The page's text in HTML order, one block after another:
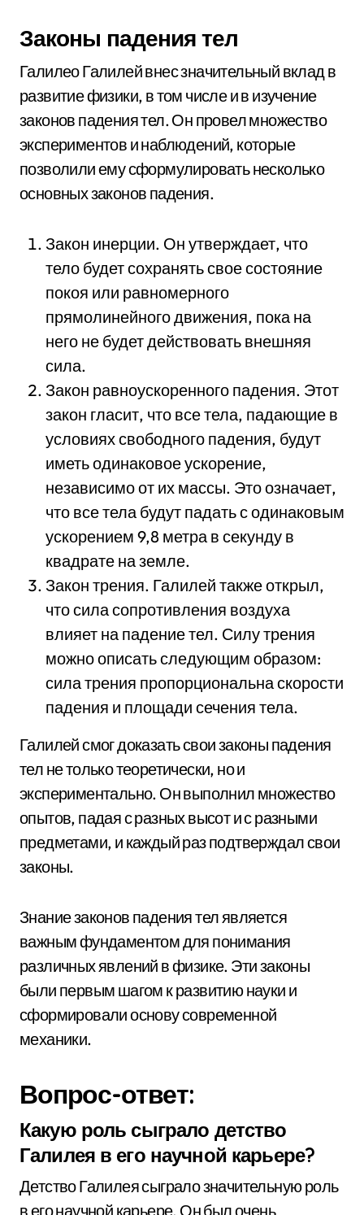
Законы падения тел
Галилео Галилей внес значительный вклад в
развитие физики, в том числе и в изучение
законов падения тел. Он провел множество
экспериментов и наблюдений, которые
позволили ему сформулировать несколько
основных законов падения.
Закон инерции. Он утверждает, что
тело будет сохранять свое состояние
покоя или равномерного
прямолинейного движения, пока на
него не будет действовать внешняя
сила.
Закон равноускоренного падения. Этот
закон гласит, что все тела, падающие в
условиях свободного падения, будут
иметь одинаковое ускорение,
независимо от их массы. Это означает,
что все тела будут падать с одинаковым
ускорением 9,8 метра в секунду в
квадрате на земле.
Закон трения. Галилей также открыл,
что сила сопротивления воздуха
влияет на падение тел. Силу трения
можно описать следующим образом:
сила трения пропорциональна скорости
падения и площади сечения тела.
Галилей смог доказать свои законы падения
тел не только теоретически, но и
экспериментально. Он выполнил множество
опытов, падая с разных высот и с разными
предметами, и каждый раз подтверждал свои
законы.
Знание законов падения тел является
важным фундаментом для понимания
различных явлений в физике. Эти законы
были первым шагом к развитию науки и
сформировали основу современной
механики.
Вопрос-ответ:
Какую роль сыграло детство
Галилея в его научной карьере?
Детство Галилея сыграло значительную роль
в его научной карьере. Он был очень